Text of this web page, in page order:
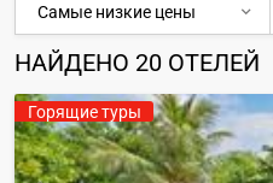
НАЙДЕНО 20 ОТЕЛЕЙ
Горящие туры